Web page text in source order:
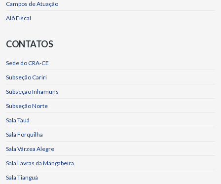
Campos de Atuação
Alô Fiscal
CONTATOS
Sede do CRA-CE
Subseção Cariri
Subseção Inhamuns
Subseção Norte
Sala Tauá
Sala Forquilha
Sala Várzea Alegre
Sala Lavras da Mangabeira
Sala Tianguá